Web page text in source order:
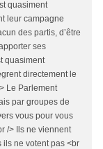
quasiment
leur campagne
des partis, d’être
ses
quasiment
directement le
Le Parlement
par groupes de
vous pour vous
/> Ils ne viennent
ils ne votent pas <br